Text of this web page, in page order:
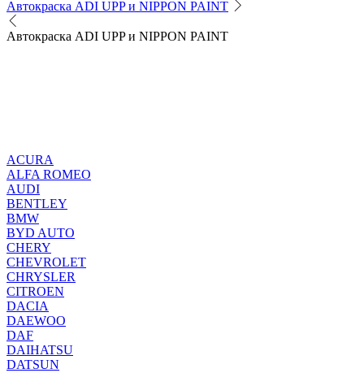
Автокраска ADI UPP и NIPPON PAINT
Автокраска ADI UPP и NIPPON PAINT
ACURA
ALFA ROMEO
AUDI
BENTLEY
BMW
BYD AUTO
CHERY
CHEVROLET
CHRYSLER
CITROEN
DACIA
DAEWOO
DAF
DAIHATSU
DATSUN